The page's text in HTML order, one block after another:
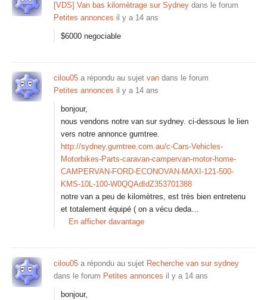
[VDS] Van bas kilomètrage sur Sydney dans le forum
Petites annonces il y a 14 ans
$6000 negociable
cilou05 a répondu au sujet van dans le forum
Petites annonces il y a 14 ans
bonjour,
nous vendons notre van sur sydney. ci-dessous le lien
vers notre annonce gumtree.
http://sydney.gumtree.com.au/c-Cars-Vehicles-
Motorbikes-Parts-caravan-campervan-motor-home-
CAMPERVAN-FORD-ECONOVAN-MAXI-121-500-
KMS-10L-100-W0QQAdIdZ353701388
notre van a peu de kilomètres, est très bien entretenu
et totalement équipé ( on a vécu deda…
En afficher davantage
cilou05 a répondu au sujet Recherche van sur sydney
dans le forum Petites annonces il y a 14 ans
bonjour,